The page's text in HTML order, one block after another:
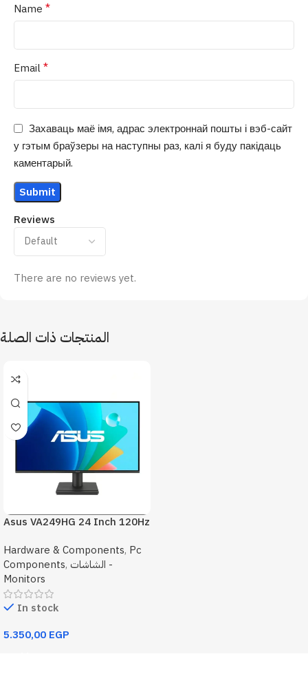
Reviews
There are no reviews yet.
Name *
Email*
Захаваць маё імя, адрас электроннай пошты і вэб-сайт
у гэтым браўзеры на наступны раз, калі я буду пакідаць
каментарый.
المنتجات ذات الصلة
Asus VA249HG 24 Inch 120Hz
Hardware & Components, Pc
Components, الشاشات -
Monitors
In stock
5.350,00 EGP